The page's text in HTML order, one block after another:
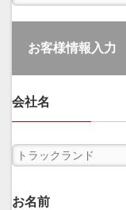
お客様情報入力
会社名
お名前